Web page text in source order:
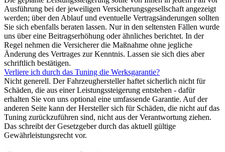
Ausführung bei der jeweiligen Versicherungsgesellschaft angezeigt
werden; über den Ablauf und eventuelle Vertragsänderungen sollten
Sie sich ebenfalls beraten lassen. Nur in den seltensten Fällen wurde
uns über eine Beitragserhöhung oder ähnliches berichtet. In der
Regel nehmen die Versicherer die Maßnahme ohne jegliche
Änderung des Vertrages zur Kenntnis. Lassen sie sich dies aber
schriftlich bestätigen.
Verliere ich durch das Tuning die Werksgarantie?
Nicht generell. Der Fahrzeughersteller haftet sicherlich nicht für
Schäden, die aus einer Leistungssteigerung entstehen - dafür
erhalten Sie von uns optional eine umfassende Garantie. Auf der
anderen Seite kann der Hersteller sich für Schäden, die nicht auf das
Tuning zurückzuführen sind, nicht aus der Verantwortung ziehen.
Das schreibt der Gesetzgeber durch das aktuell gültige
Gewährleistungsrecht vor.